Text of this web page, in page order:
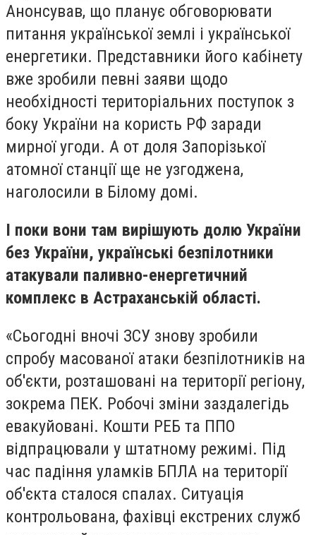
Анонсував, що планує обговорювати
питання української землі і української
енергетики. Представники його кабінету
вже зробили певні заяви щодо
необхідності територіальних поступок з
боку України на користь РФ заради
мирної угоди. А от доля Запорізької
атомної станції ще не узгоджена,
наголосили в Білому домі.
І поки вони там вирішують долю України
без України, українські безпілотники
атакували паливно-енергетичний
комплекс в Астраханській області.
«Сьогодні вночі ЗСУ знову зробили
спробу масованої атаки безпілотників на
об'єкти, розташовані на території регіону,
зокрема ПЕК. Робочі зміни заздалегідь
евакуйовані. Кошти РЕБ та ППО
відпрацювали у штатному режимі. Під
час падіння уламків БПЛА на території
об'єкта сталося спалах. Ситуація
контрольована, фахівці екстрених служб